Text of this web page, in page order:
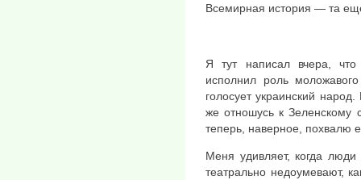
Всемирная история — та
Я тут написал вчера,
исполнил роль
голосует украинский
же отношусь к Зеленскому
теперь, наверное, похвалю
Меня удивляет, когда
театрально недоумевают,